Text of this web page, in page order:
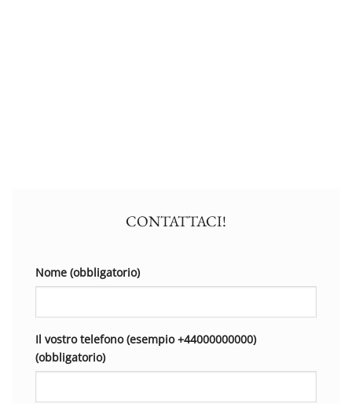
CONTATTACI!
Nome (obbligatorio)
Il vostro telefono (esempio +44000000000)
(obbligatorio)